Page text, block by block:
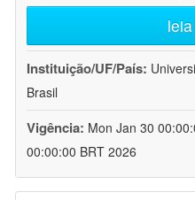
Instituição/UF/País:
Brasil
Vigência: Mon Jan 30
00:00:00 BRT 2026